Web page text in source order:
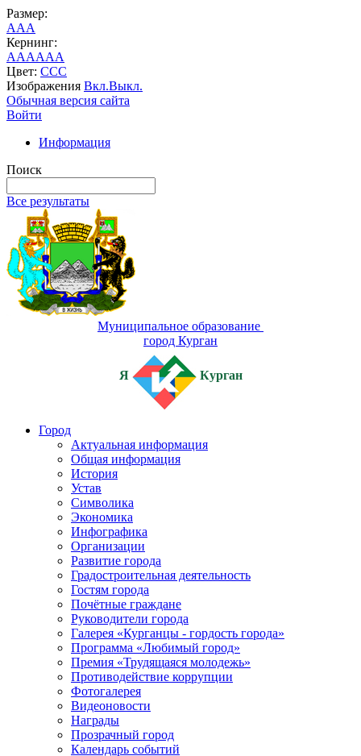
Размер:
AAA
Кернинг:
AAAAAA
Цвет: CCC
Изображения Вкл.Выкл.
Обычная версия сайта
Войти
Информация
Поиск
Все результаты
Муниципальное образование
город Курган
Я Курган
Город
Актуальная информация
Общая информация
История
Устав
Символика
Экономика
Инфографика
Организации
Развитие города
Градостроительная деятельность
Гостям города
Почётные граждане
Руководители города
Галерея «Курганцы - гордость города»
Программа «Любимый город»
Премия «Трудящаяся молодежь»
Противодействие коррупции
Фотогалерея
Видеоновости
Награды
Прозрачный город
Календарь событий